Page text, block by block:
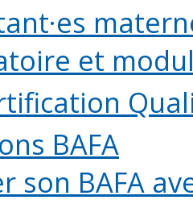
et
BAFA
son BAFA